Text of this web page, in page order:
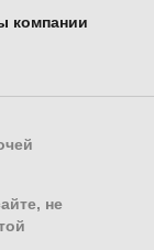
компании
не